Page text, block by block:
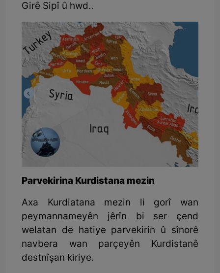
Girê Sipî û hwd..
Parvekirina Kurdistana mezin
Axa Kurdiatana mezin li gorî wan
peymannameyên jêrîn bi ser çend
welatan de hatiye parvekirin û sînorê
navbera wan parçeyên Kurdistanê
destnîşan kiriye.